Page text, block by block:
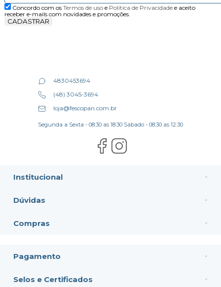
Concordo com os Termos de usoe Politica de Privacidadee aceito
receber e-mails com novidades e promoções.
CADASTRAR
Institucional
Dúvidas
Compras
4830453694
(48) 3045-3694
loja@fescopan.com.br
Segunda a Sexta - 08:30 as 18:30 Sábado - 08:30 as 12:30
Pagamento
Selos e Certificados